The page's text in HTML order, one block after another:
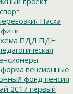
Пасха
ПДД ПДН
пенсионные
фонд пенсия
2017 первый